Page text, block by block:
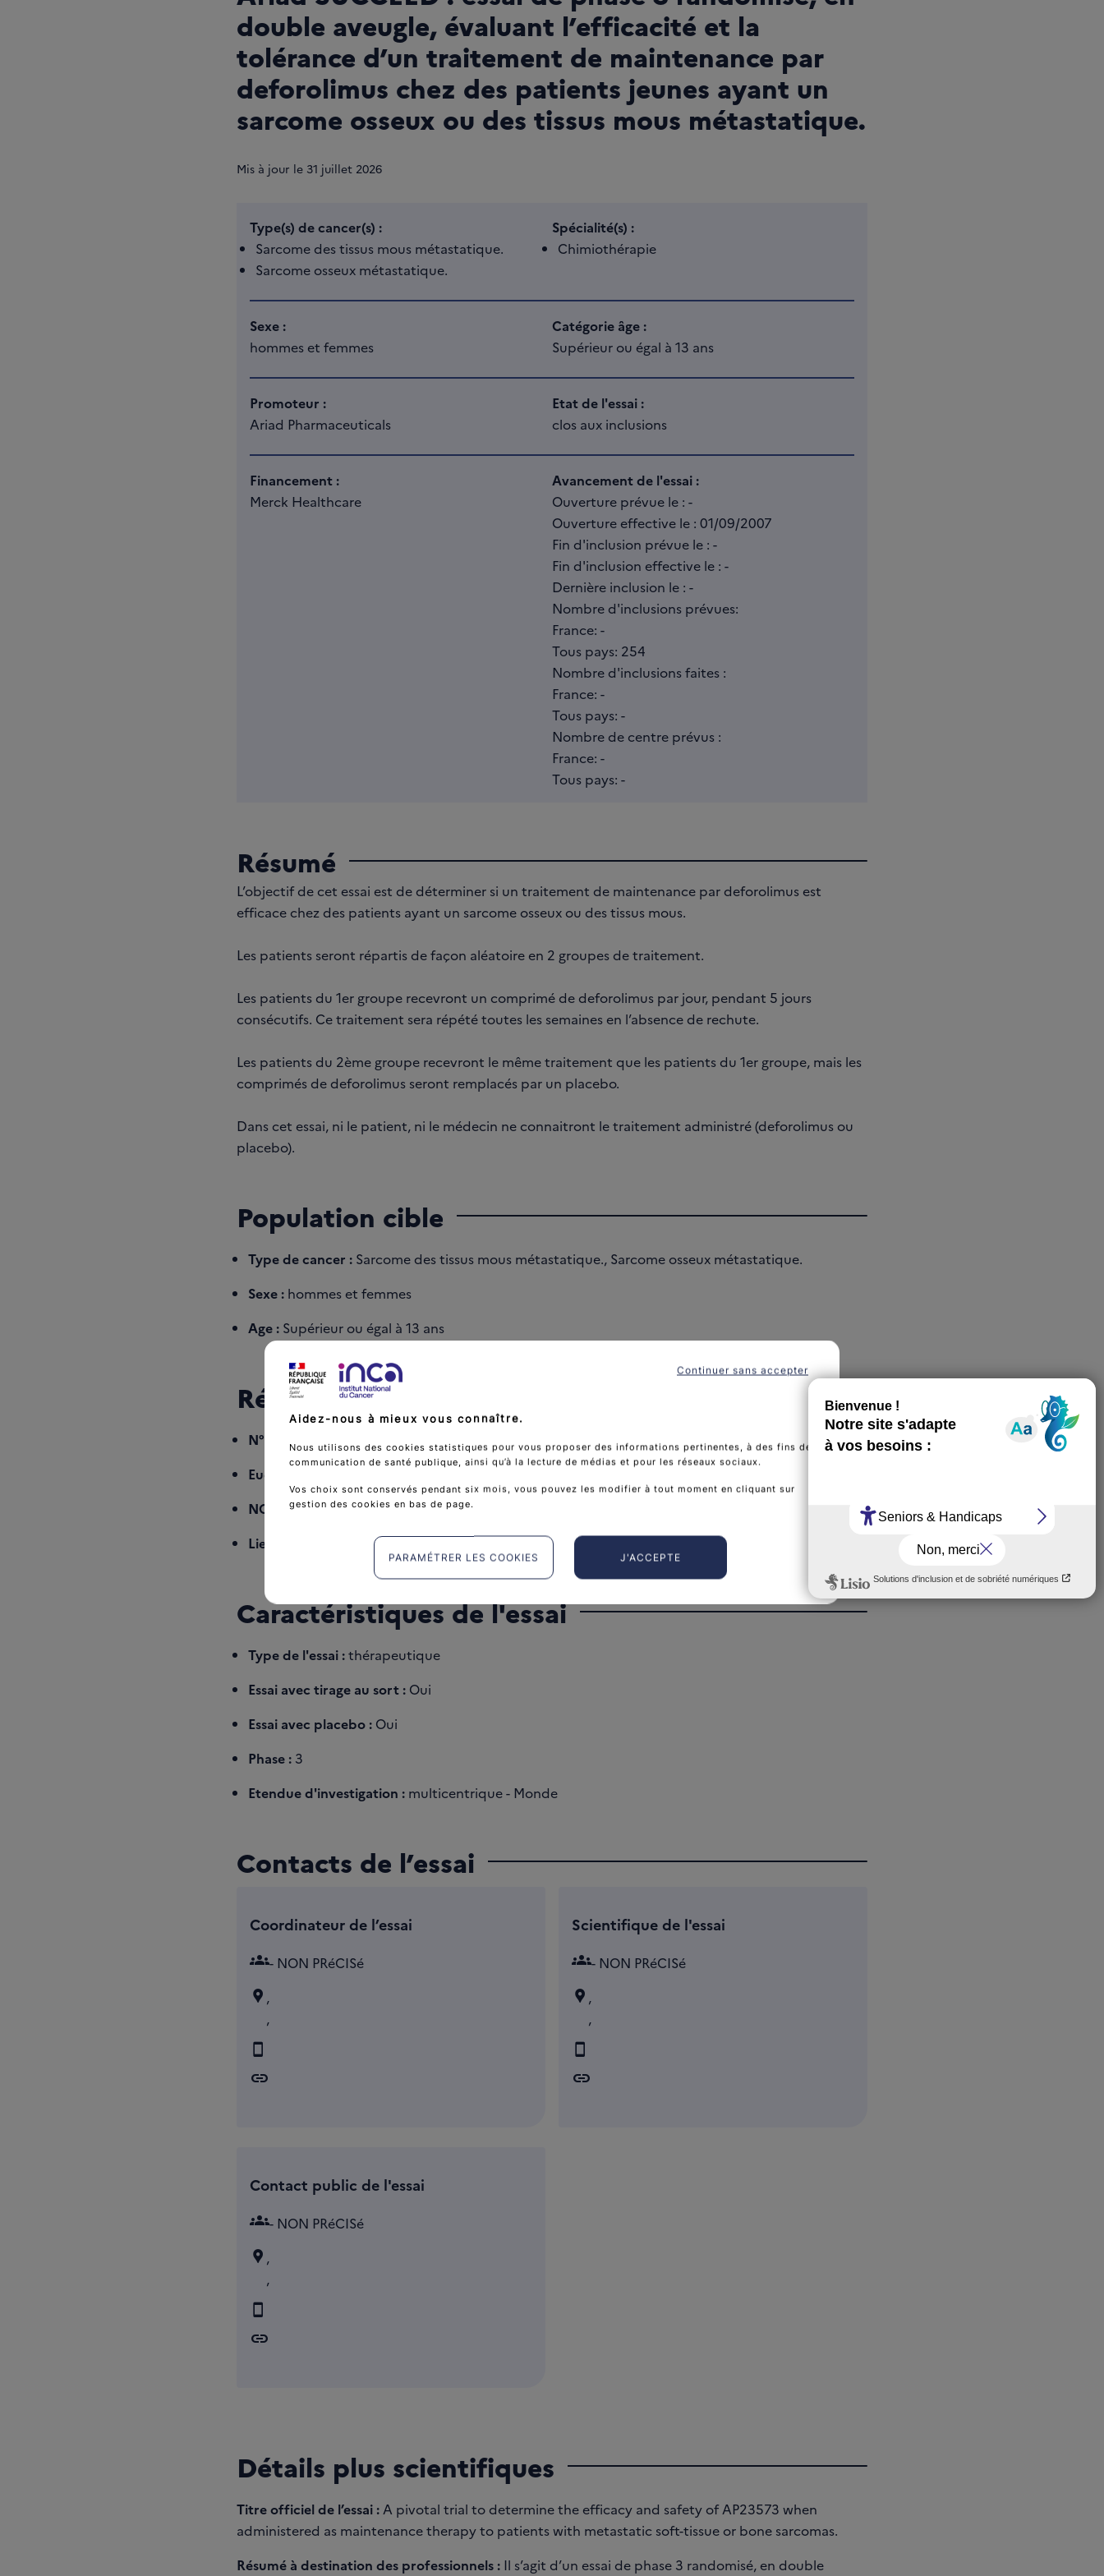
double aveugle, évaluant l’efficacité et la
tolérance d’un traitement de maintenance par
deforolimus chez des patients jeunes ayant un
sarcome osseux ou des tissus mous métastatique.
Mis à jour le 31 juillet 2026
Type(s) de cancer(s) :
Sarcome des tissus mous métastatique.
Sarcome osseux métastatique.
Spécialité(s) :
Chimiothérapie
Sexe :
hommes et femmes
Catégorie âge :
Supérieur ou égal à 13 ans
Promoteur :
Ariad Pharmaceuticals
Etat de l'essai :
clos aux inclusions
Financement :
Merck Healthcare
Avancement de l'essai :
Ouverture prévue le : -
Ouverture effective le : 01/09/2007
Fin d'inclusion prévue le : -
Fin d'inclusion effective le : -
Dernière inclusion le : -
Nombre d'inclusions prévues:
France: -
Tous pays: 254
Nombre d'inclusions faites :
France: -
Tous pays: -
Nombre de centre prévus :
France: -
Tous pays: -
Résumé
L’objectif de cet essai est de déterminer si un traitement de maintenance par deforolimus est
efficace chez des patients ayant un sarcome osseux ou des tissus mous.
Les patients seront répartis de façon aléatoire en 2 groupes de traitement.
Les patients du 1er groupe recevront un comprimé de deforolimus par jour, pendant 5 jours
consécutifs. Ce traitement sera répété toutes les semaines en l’absence de rechute.
Les patients du 2ème groupe recevront le même traitement que les patients du 1er groupe, mais les
comprimés de deforolimus seront remplacés par un placebo.
Dans cet essai, ni le patient, ni le médecin ne connaitront le traitement administré (deforolimus ou
placebo).
Population cible
Type de cancer : Sarcome des tissus mous métastatique., Sarcome osseux métastatique.
Sexe : hommes et femmes
Age : Supérieur ou égal à 13 ans
Références de l'essai
N°RECF :
RECF0776
EudraCT/ID-RCB :
NCT :
NCT00538239
Liens d'intérêt :
http://clinicaltrials.gov/show/NCT00538239
Caractéristiques de l'essai
Type de l'essai :thérapeutique
Essai avec tirage au sort : Oui
Essai avec placebo : Oui
Phase : 3
Etendue d'investigation : multicentrique - Monde
Contacts de l’essai
Coordinateur de l’essai
groups- NON PRéCISé
,
,
link
Scientifique de l'essai
groups- NON PRéCISé
,
,
link
Contact public de l'essai
groups- NON PRéCISé
,
,
link
Détails plus scientifiques
Titre officiel de l’essai : A pivotal trial to determine the efficacy and safety of AP23573 when
administered as maintenance therapy to patients with metastatic soft-tissue or bone sarcomas.
Résumé à destination des professionnels : Il s’agit d’un essai de phase 3 randomisé, en double
Aidez-nous à mieux vous connaître.
Nous utilisons des cookies statistiques pour vous proposer des informations pertinentes, à des fins de
communication de santé publique, ainsi qu’à la lecture de médias et pour les réseaux sociaux.
Vos choix sont conservés pendant six mois, vous pouvez les modifier à tout moment en cliquant sur
gestion des cookies en bas de page.
J'ACCEPTE
PARAMÉTRER LES COOKIES
Continuer sans accepter